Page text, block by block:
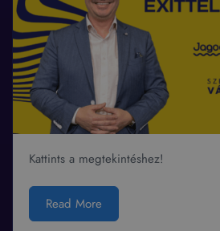
Kattints a megtekintéshez!
Read More